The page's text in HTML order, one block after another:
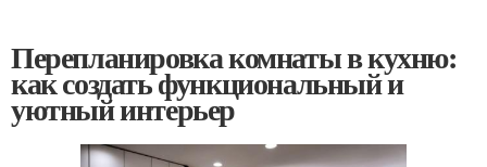
Перепланировка комнаты в кухню:
как создать функциональный и
уютный интерьер